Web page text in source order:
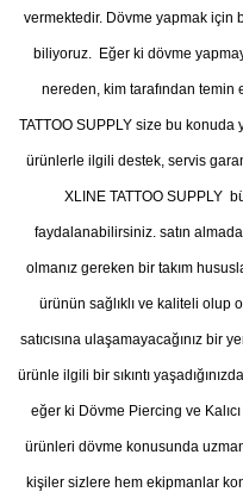
vermektedir. Dövme yapmak için
biliyoruz. Eğer ki dövme
nereden, kim tarafından
TATTOO SUPPLY size bu konuda
ürünlerle ilgili destek, servis
XLINE TATTOO SUPPLY
faydalanabilirsiniz. satın
olmanız gereken bir takım
ürünün sağlıklı ve kaliteli olup
satıcısına ulaşamayacağınız bir
ürünle ilgili bir sıkıntı
eğer ki Dövme Piercing ve
ürünleri dövme konusunda
kişiler sizlere hem ekipmanlar